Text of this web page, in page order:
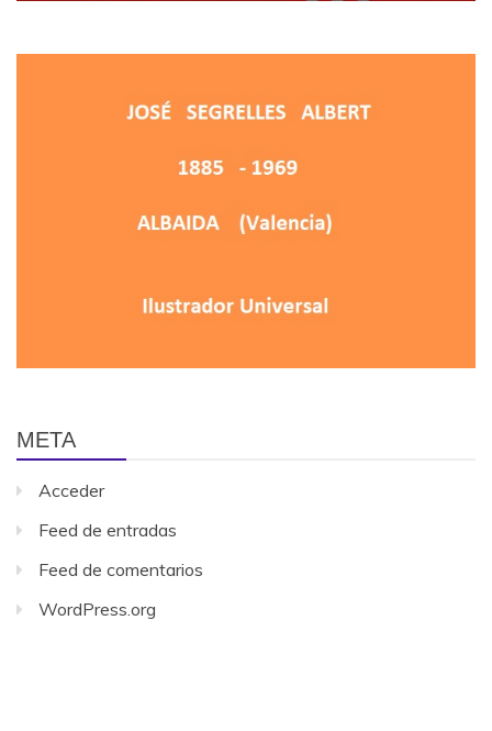
META
Acceder
Feed de entradas
Feed de comentarios
WordPress.org